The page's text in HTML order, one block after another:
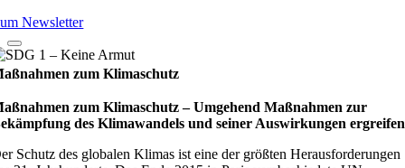
Newsletter
zum Klimaschutz
zum Klimaschutz – Umge­hend Maß­nah­men zur
des Kli­ma­wan­dels und sei­ner Aus­wir­kun­gen ergrei­fen
Schutz des globalen Klimas ist eine der größten Herausforderungen